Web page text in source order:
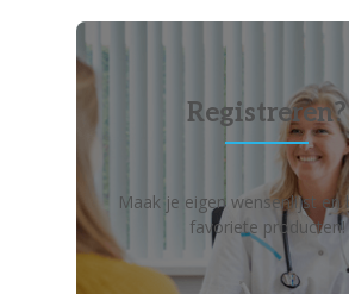
Registreren?
Maak je eigen wensenlijst en
favoriete producten!